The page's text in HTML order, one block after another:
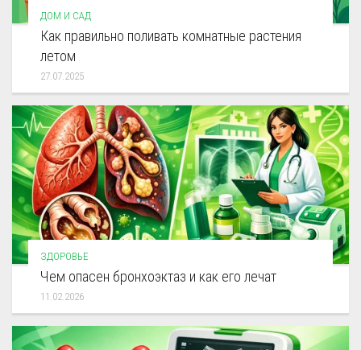
ДОМ И САД
Как правильно поливать комнатные растения
летом
27.07.2025
ЗДОРОВЬЕ
Чем опасен бронхоэктаз и как его лечат
11.02.2026